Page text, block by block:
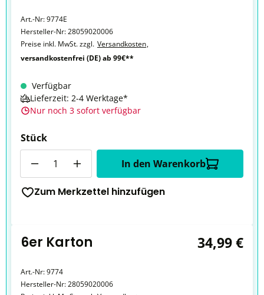
Art.-Nr:9774E
Hersteller-Nr:28059020006
Preise inkl. MwSt. zzgl. Versandkosten,
versandkostenfrei (DE) ab 99€**
Verfügbar
Lieferzeit: 2-4 Werktage*
Nur noch 3 sofort verfügbar
Stück
In den Warenkorb
Zum Merkzettel hinzufügen
6er Karton 34,99 €
Art.-Nr:9774
Hersteller-Nr:28059020006